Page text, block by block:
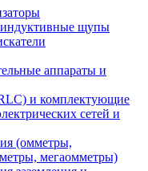
индуктивные щупы
аппараты и
и комплектующие
сетей и
(омметры,
мегаомметры)